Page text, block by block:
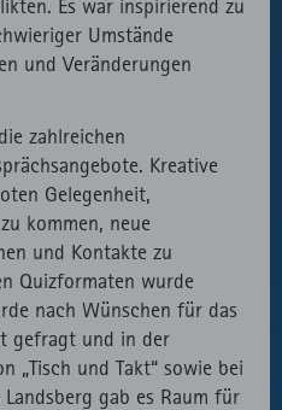
Umstände
und Veränderungen
zahlreichen
Kreative
Gelegenheit,
kommen, neue
und Kontakte zu
Quizformaten wurde
nach Wünschen für das
gefragt und in der
„Tisch und Takt“ sowie bei
gab es Raum für